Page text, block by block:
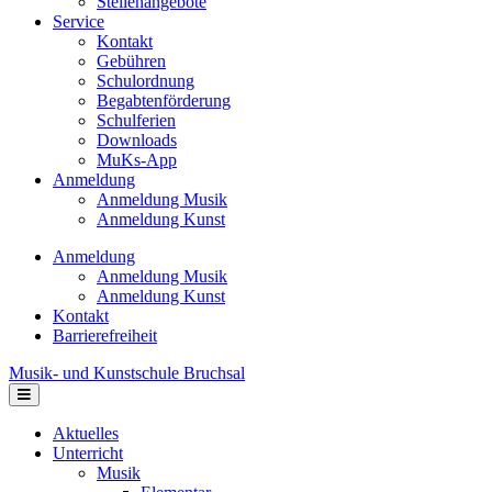
Service
Kontakt
Gebühren
Schulordnung
Begabtenförderung
Schulferien
Downloads
MuKs-App
Anmeldung
Anmeldung Musik
Anmeldung Kunst
Anmeldung
Anmeldung Musik
Anmeldung Kunst
Kontakt
Barrierefreiheit
Musik- und Kunstschule Bruchsal
Navigation
Aktuelles
Unterricht
Musik